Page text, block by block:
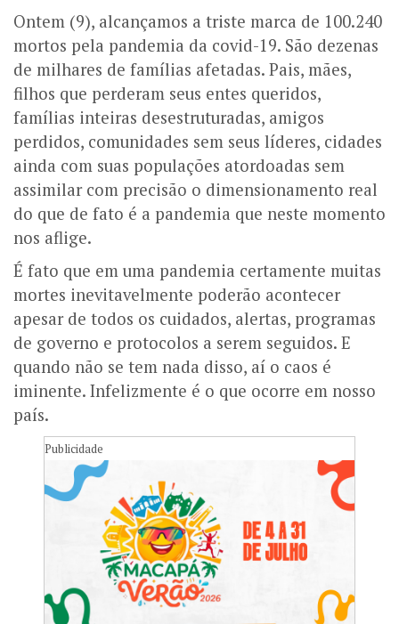
Ontem (9), alcançamos a triste marca de 100.240
mortos pela pandemia da covid-19. São dezenas
de milhares de famílias afetadas. Pais, mães,
filhos que perderam seus entes queridos,
famílias inteiras desestruturadas, amigos
perdidos, comunidades sem seus líderes, cidades
ainda com suas populações atordoadas sem
assimilar com precisão o dimensionamento real
do que de fato é a pandemia que neste momento
nos aflige.
É fato que em uma pandemia certamente muitas
mortes inevitavelmente poderão acontecer
apesar de todos os cuidados, alertas, programas
de governo e protocolos a serem seguidos. E
quando não se tem nada disso, aí o caos é
iminente. Infelizmente é o que ocorre em nosso
país.
Publicidade